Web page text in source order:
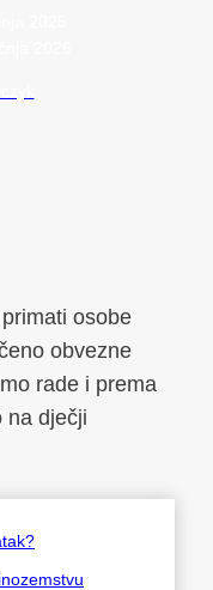
osobe
obvezne
rade i prema
na dječji